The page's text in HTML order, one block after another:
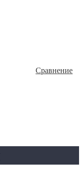
Сравнение